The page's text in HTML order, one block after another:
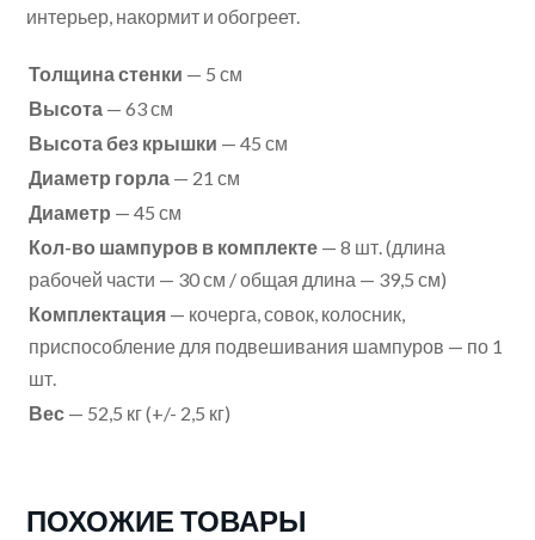
интерьер, накормит и обогреет.
Толщина стенки — 5 см
Высота — 63 см
Высота без крышки — 45 см
Диаметр горла — 21 см
Диаметр — 45 см
Кол-во шампуров в комплекте — 8 шт. (длина
рабочей части — 30 см / общая длина — 39,5 см)
Комплектация — кочерга, совок, колосник,
приспособление для подвешивания шампуров — по 1
шт.
Вес — 52,5 кг (+/- 2,5 кг)
ПОХОЖИЕ ТОВАРЫ